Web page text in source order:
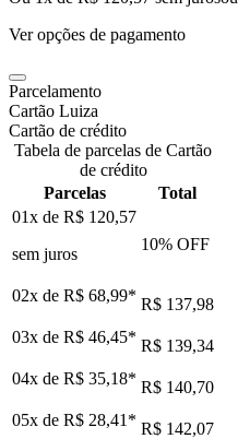
Ver opções de pagamento
Parcelamento
Cartão Luiza
Cartão de crédito
Tabela de parcelas de Cartão
de crédito
Parcelas
Total
01x de R$ 120,57
sem juros
10% OFF
02x de R$ 68,99* R$ 137,98
03x de R$ 46,45* R$ 139,34
04x de R$ 35,18* R$ 140,70
05x de R$ 28,41 * R$ 142,07